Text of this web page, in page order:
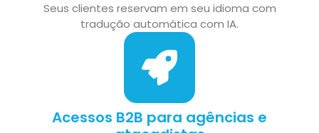
Seus clientes reservam em seu idioma com
tradução automática com IA.
Acessos B2B para agências e